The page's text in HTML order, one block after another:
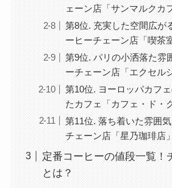
ェーン店「サンマルクカ
第8位. 充実した空間広が
ーヒーチェーン店「喫茶
第9位. パリの小洒落た雰
ーチェーン店「エクセル
第10位. ヨーロッパカフ
たカフェ「カフェ・ド・
第11位. 落ち着いた雰囲
チェーン店「星乃珈琲店」
定番コーヒーの値段一覧！
とは？